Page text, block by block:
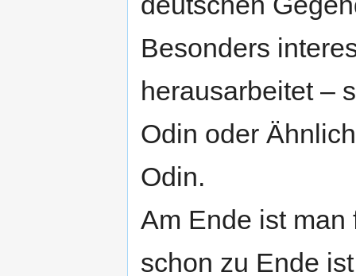
Besonders
herausarbeitet –
Odin oder
Odin.
Am Ende ist man
schon zu Ende